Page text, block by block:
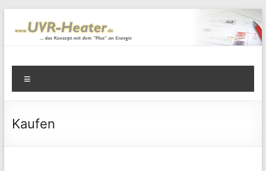
Inhalt
springen
UVR-Heater.de
ein Konzept von solar-energie-boden.de
Kaufen